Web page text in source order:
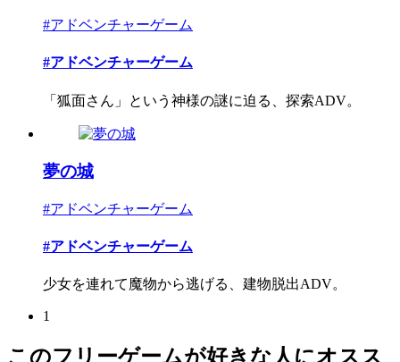
#アドベンチャーゲーム
#アドベンチャーゲーム
「狐面さん」という神様の謎に迫る、探索ADV。
夢の城
#アドベンチャーゲーム
#アドベンチャーゲーム
少女を連れて魔物から逃げる、建物脱出ADV。
1
このフリーゲームが好きな人にオスス